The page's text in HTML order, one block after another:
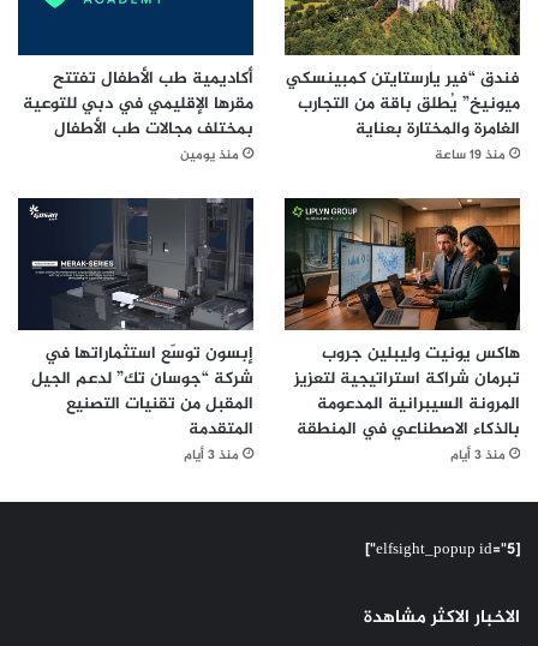
فندق “فير يارستايتن كمبينسكي
ميونيخ” يُطلق باقة من التجارب
الغامرة والمختارة بعناية
منذ 19 ساعة
أكاديمية طب الأطفال تفتتح
مقرها الإقليمي في دبي للتوعية
بمختلف مجالات طب الأطفال
منذ يومين
هاكس يونيت وليبلين جروب
تبرمان شراكة استراتيجية لتعزيز
المرونة السيبرانية المدعومة
بالذكاء الاصطناعي في المنطقة
منذ 3 أيام
إبسون توسّع استثماراتها في
شركة “جوسان تك” لدعم الجيل
المقبل من تقنيات التصنيع
المتقدمة
منذ 3 أيام
[elfsight_popup id="5"]
الاخبار الاكثر مشاهدة